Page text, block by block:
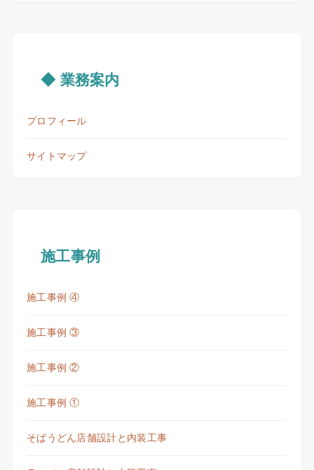
◆ 業務案内
プロフィール
サイトマップ
施工事例
施工事例 ④
施工事例 ③
施工事例 ②
施工事例 ①
そばうどん店舗設計と内装工事